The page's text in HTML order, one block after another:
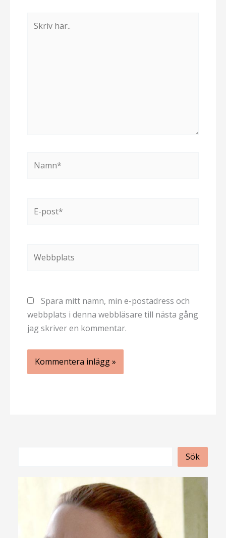
här..
post*
Spara mitt namn, min e-postadress och
webbplats i denna webbläsare till nästa gång
jag skriver en kommentar.
Sök